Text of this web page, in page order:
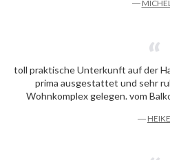
―
toll praktische Unterkunft auf der
prima ausgestattet und sehr
Wohnkomplex gelegen. vom
― HEIKE